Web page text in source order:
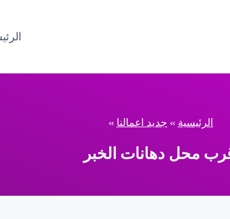
الرئيسية»جديد اعمالنا»
محل دهانات الخبر